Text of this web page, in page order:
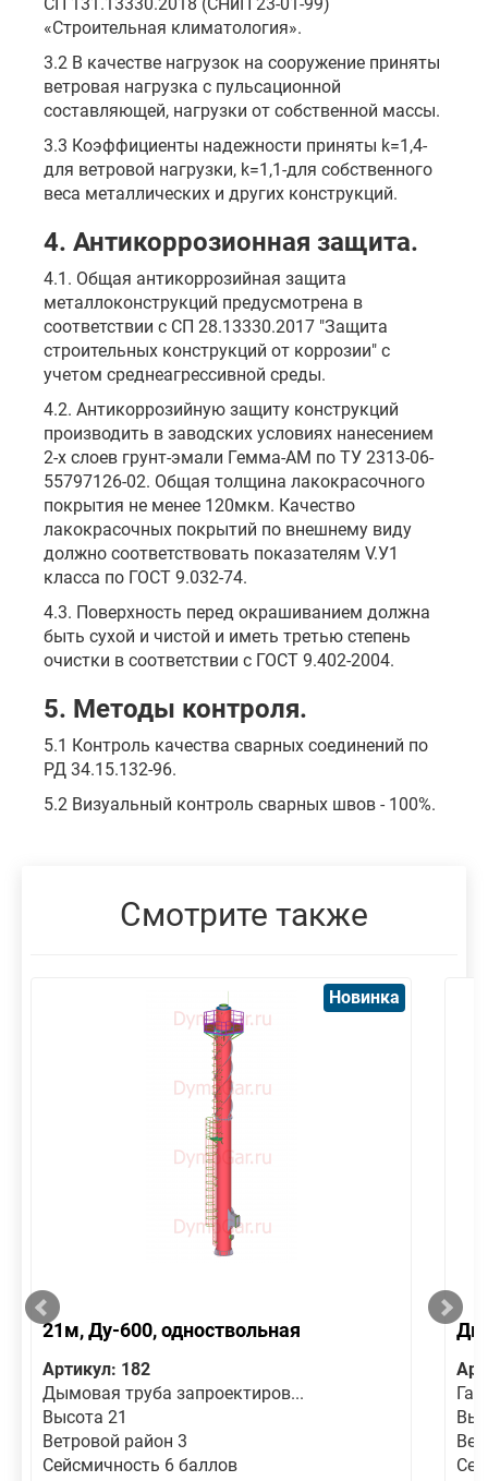
«Строительная климатология».
3.2 В качестве нагрузок на сооружение приняты
ветровая нагрузка с пульсационной
составляющей, нагрузки от собственной массы.
3.3 Коэффициенты надежности приняты k=1,4-
для ветровой нагрузки, k=1,1-для собственного
веса металлических и других конструкций.
4. Антикоррозионная защита.
4.1. Общая антикоррозийная защита
металлоконструкций предусмотрена в
соответствии с СП 28.13330.2017 "Защита
строительных конструкций от коррозии" с
учетом среднеагрессивной среды.
4.2. Антикоррозийную защиту конструкций
производить в заводских условиях нанесением
2-х слоев грунт-эмали Гемма-АМ по ТУ 2313-06-
55797126-02. Общая толщина лакокрасочного
покрытия не менее 120мкм. Качество
лакокрасочных покрытий по внешнему виду
должно соответствовать показателям V.У1
класса по ГОСТ 9.032-74.
4.3. Поверхность перед окрашиванием должна
быть сухой и чистой и иметь третью степень
очистки в соответствии с ГОСТ 9.402-2004.
5. Методы контроля.
5.1 Контроль качества сварных соединений по
РД 34.15.132-96.
5.2 Визуальный контроль сварных швов - 100%.
Смотрите также
Новинка
21м, Ду-600, одноствольная
Артикул: 182
Дымовая труба запроектиров...
Высота 21
Ветровой район 3
Сейсмичность 6 баллов